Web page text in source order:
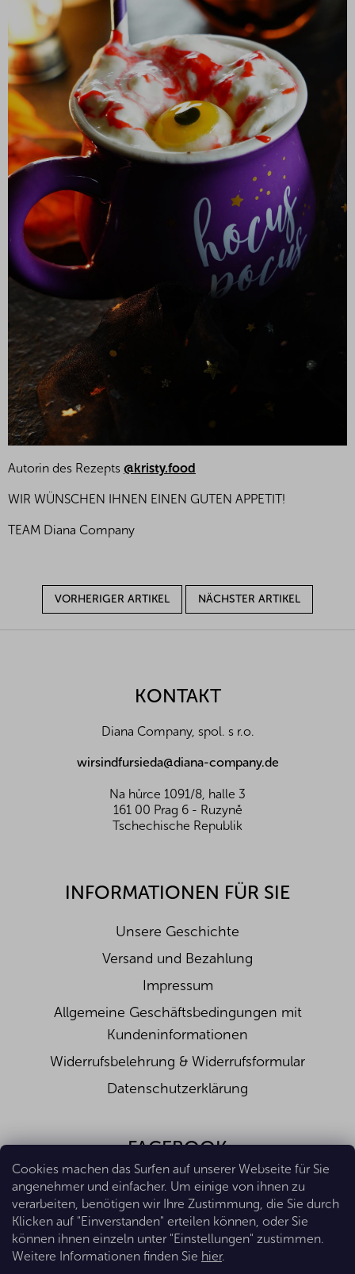
Cookies machen das Surfen auf unserer Webseite für Sie
angenehmer und einfacher. Um einige von ihnen zu
verarbeiten, benötigen wir Ihre Zustimmung, die Sie durch
Klicken auf "Einverstanden" erteilen können, oder Sie
können ihnen einzeln unter "Einstellungen" zustimmen.
Weitere Informationen finden Sie hier.
Autorin des Rezepts @kristy.food
WIR WÜNSCHEN IHNEN EINEN GUTEN APPETIT!
TEAM Diana Company
VORHERIGER ARTIKEL NÄCHSTER ARTIKEL
KONTAKT
Diana Company, spol. s r.o.
wirsindfursieda@diana-company.de
Na hůrce 1091/8, halle 3
161 00 Prag 6 - Ruzyně
Tschechische Republik
INFORMATIONEN FÜR SIE
Unsere Geschichte
Versand und Bezahlung
Impressum
Allgemeine Geschäftsbedingungen mit
Kundeninformationen
Widerrufsbelehrung & Widerrufsformular
Datenschutzerklärung
FACEBOOK